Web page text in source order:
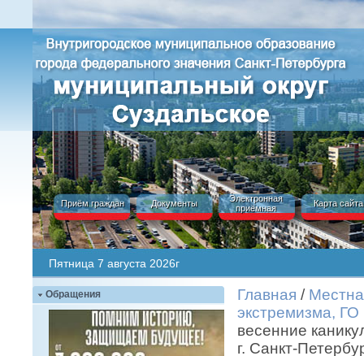
Приём граждан Документы
Электронная
приёмная
Карта сайта
Пятница 7 августа 2026г
Обращения Главная /
экстремизма,
весенние
г. Санкт-